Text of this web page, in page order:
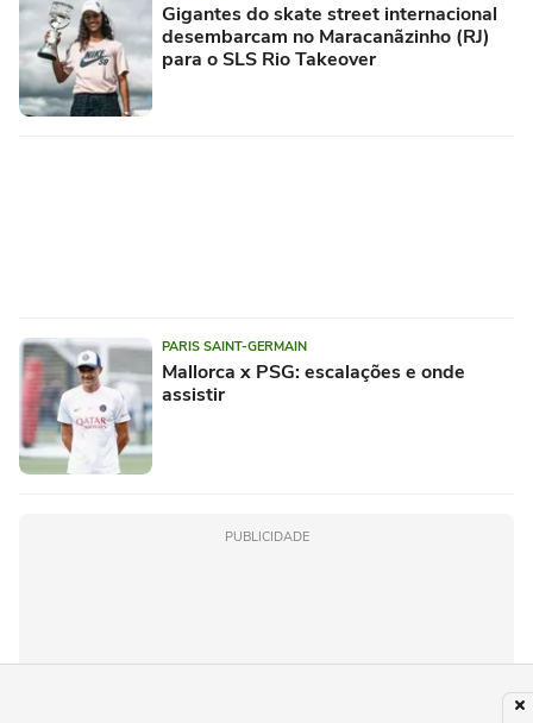
Gigantes do skate street internacional
desembarcam no Maracanãzinho (RJ)
para o SLS Rio Takeover
PARIS SAINT-GERMAIN
Mallorca x PSG: escalações e onde
assistir
PUBLICIDADE